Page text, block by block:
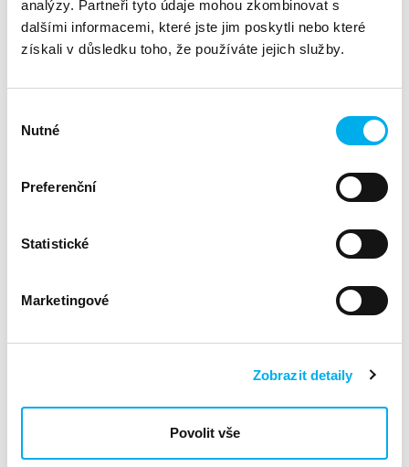
analýzy. Partneři tyto údaje mohou zkombinovat s
dalšími informacemi, které jste jim poskytli nebo které
získali v důsledku toho, že používáte jejich služby.
souhlasu
Nutné
Preferenční
Statistické
Marketingové
Zobrazit detaily
Povolit vše
Zajišťovat compliance s předpisy a bezpečnostními
standardy, například pomocí OWASP Top 10 for LLMs.
správu citlivých dat v AI modelech.
To vše z jednoho místa – srozumitelně pro technické týmy i
AI je součástí produkční infrastruktury, ne jen
Regulace zpřísňují a požadují dohledatelnost a
Útočníci míří právě tam, kde chybí kontrolní mechanismy
IBM Guardium AI Securityvám pomůžezavést dohled,
pravidla a auditovatelnost v době, kdy AI mění způsob